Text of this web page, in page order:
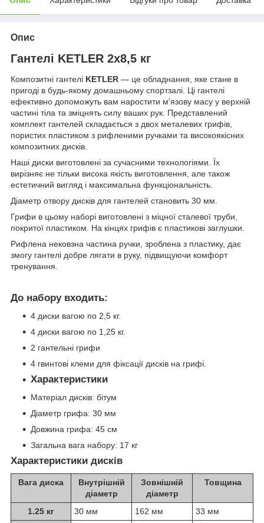
Опис
Гантелі KETLER 2x8,5 кг
Композитні гантелі KETLER — це обладнання, яке стане в
пригоді в будь-якому домашньому спортзалі. Ці гантелі
ефективно допоможуть вам наростити м'язову масу у верхній
частині тіла та зміцнять силу ваших рук. Представлений
комплект гантелей складається з двох металевих грифів,
пористих пластиком з рифленими ручками та високоякісних
композитних дисків.
Наші диски виготовлені за сучасними технологіями. Їх
вирізняє не тільки висока якість виготовлення, але також
естетичний вигляд і максимальна функціональність.
Діаметр отвору дисків для гантелей становить 30 мм.
Грифи в цьому наборі виготовлені з міцної сталевої труби,
покритої пластиком. На кінцях грифів є пластикові заглушки.
Рифлена нековзна частина ручки, зроблена з пластику, дає
змогу гантелі добре лягати в руку, підвищуючи комфорт
тренування.
До набору входить:
4 диски вагою по 2,5 кг.
4 диски вагою по 1,25 кг.
2 гантельні грифи
4 гвинтові клеми для фіксації дисків на грифі.
Характеристики
Матеріал дисків: бітум
Діаметр грифа: 30 мм
Довжина грифа: 45 cм
Загальна вага набору: 17 кг
Характеристики дисків
Вага диска
Внутрішній
діаметр
Зовнішній
діаметр
Товщина
1.25 кг 30 мм 162 мм
33 мм